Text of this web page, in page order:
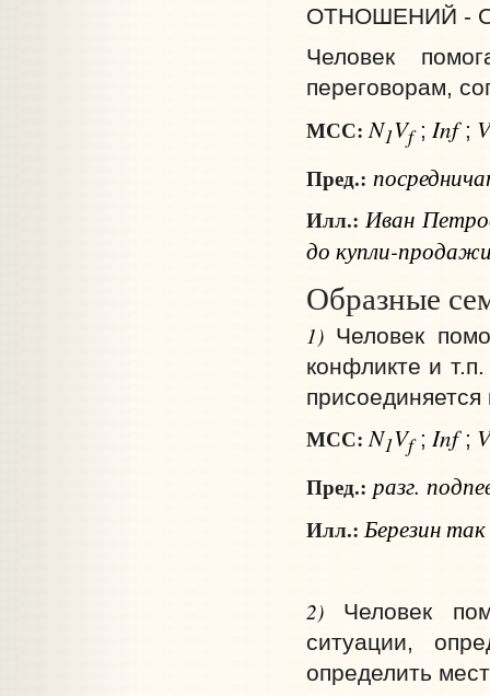
ОТНОШЕНИЙ -
Человек
переговорам,
МСС: N1Vf; Inf; V
Пред.:
Илл.: Иван
до купли-
Образные
1) Человек
конфликте и
присоединяется
МСС: N1Vf; Inf; V
Пред.: разг.
Илл.: Березин
2) Человек
ситуации,
определить